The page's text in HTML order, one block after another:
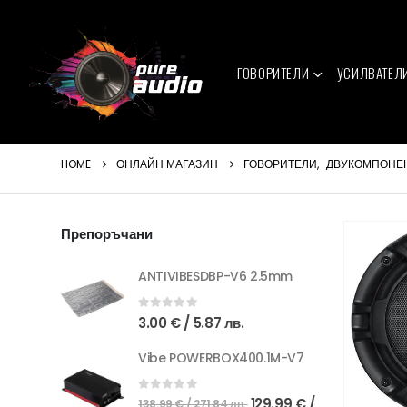
ГОВОРИТЕЛИ
HOME ОНЛАЙН МАГАЗИН ГОВОРИТЕЛИ,
Препоръчани
ANTIVIBESDBP-V6 2.5mm
0out of 5
3.00 €/ 5.87 лв.
Vibe POWERBOX400.1M-V7
0out of 5
138.99€/ 271.84 лв.Original